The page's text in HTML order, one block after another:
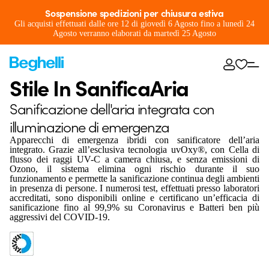
Sospensione spedizioni per chiusura estiva
Gli acquisti effettuati dalle ore 12 di giovedì 6 Agosto fino a lunedì 24
Agosto verranno elaborati da martedì 25 Agosto
Stile In SanificaAria
Sanificazione dell'aria integrata con
illuminazione di emergenza
Apparecchi di emergenza ibridi con sanificatore dell’aria
integrato. Grazie all’esclusiva tecnologia uvOxy®, con Cella di
flusso dei raggi UV-C a camera chiusa, e senza emissioni di
Ozono, il sistema elimina ogni rischio durante il suo
funzionamento e permette la sanificazione continua degli ambienti
in presenza di persone. I numerosi test, effettuati presso laboratori
accreditati, sono disponibili online e certificano un’efficacia di
sanificazione fino al 99,9% su Coronavirus e Batteri ben più
aggressivi del COVID-19.